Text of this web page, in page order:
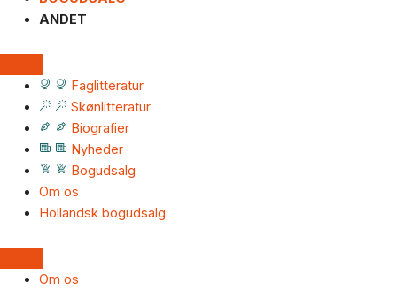
ANDET
Faglitteratur
Skønlitteratur
Biografier
Nyheder
Bogudsalg
Om os
Hollandsk bogudsalg
Om os